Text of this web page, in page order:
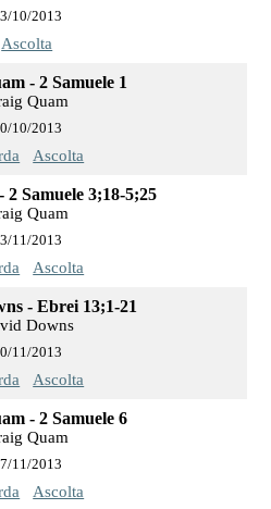
10/2013
Ascolta
- 2 Samuele 1
Quam
10/2013
Ascolta
Samuele 3;18-5;25
Quam
11/2013
Ascolta
- Ebrei 13;1-21
Downs
11/2013
Ascolta
- 2 Samuele 6
Quam
11/2013
Ascolta